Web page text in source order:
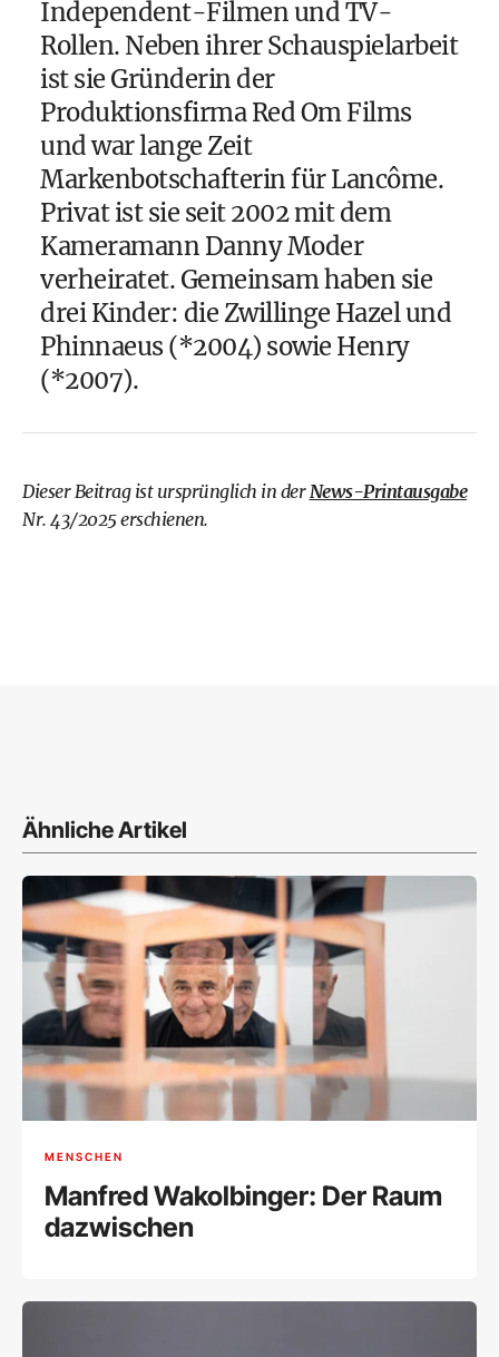
Independent-Filmen und TV-
Rollen. Neben ihrer Schauspielarbeit
ist sie Gründerin der
Produktionsfirma Red Om Films
und war lange Zeit
Markenbotschafterin für Lancôme.
Privat ist sie seit 2002 mit dem
Kameramann Danny Moder
verheiratet. Gemeinsam haben sie
drei Kinder: die Zwillinge Hazel und
Phinnaeus (*2004) sowie Henry
(*2007).
Dieser Beitrag ist ursprünglich in der News-Printausgabe
Nr. 43/2025 erschienen.
Ähnliche Artikel
MENSCHEN
Manfred Wakolbinger: Der Raum
dazwischen